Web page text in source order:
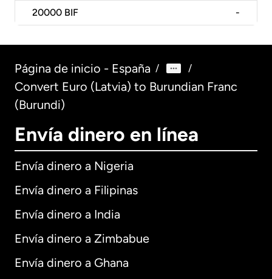
20000 BIF -
Página de inicio - España / /
Convert Euro (Latvia) to Burundian Franc
(Burundi)
Envía dinero en línea
Envía dinero a Nigeria
Envía dinero a Filipinas
Envía dinero a India
Envía dinero a Zimbabue
Envía dinero a Ghana